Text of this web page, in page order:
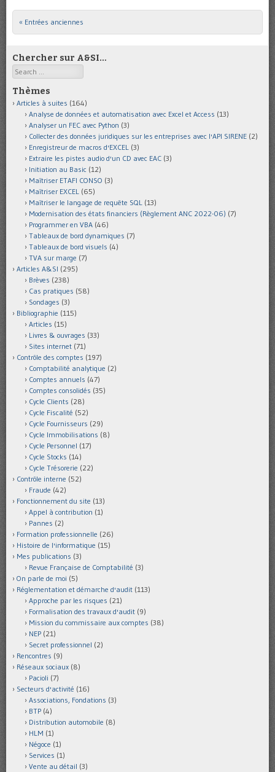
Post navigation
« Entrées anciennes
Chercher sur A&SI…
Search
Thèmes
Articles à suites (164)
Analyse de données et automatisation avec Excel et Access (13)
Analyser un FEC avec Python (3)
Collecter des données juridiques sur les entreprises avec l'API SIRENE (2)
Enregistreur de macros d'EXCEL (3)
Extraire les pistes audio d'un CD avec EAC (3)
Initiation au Basic (12)
Maîtriser ETAFI CONSO (3)
Maîtriser EXCEL (65)
Maîtriser le langage de requête SQL (13)
Modernisation des états financiers (Règlement ANC 2022-06) (7)
Programmer en VBA (46)
Tableaux de bord dynamiques (7)
Tableaux de bord visuels (4)
TVA sur marge (7)
Articles A&SI (295)
Brèves (238)
Cas pratiques (58)
Sondages (3)
Bibliographie (115)
Articles (15)
Livres & ouvrages (33)
Sites internet (71)
Contrôle des comptes (197)
Comptabilité analytique (2)
Comptes annuels (47)
Comptes consolidés (35)
Cycle Clients (28)
Cycle Fiscalité (52)
Cycle Fournisseurs (29)
Cycle Immobilisations (8)
Cycle Personnel (17)
Cycle Stocks (14)
Cycle Trésorerie (22)
Contrôle interne (52)
Fraude (42)
Fonctionnement du site (13)
Appel à contribution (1)
Pannes (2)
Formation professionnelle (26)
Histoire de l'informatique (15)
Mes publications (3)
Revue Française de Comptabilité (3)
On parle de moi (5)
Réglementation et démarche d'audit (113)
Approche par les risques (21)
Formalisation des travaux d'audit (9)
Mission du commissaire aux comptes (38)
NEP (21)
Secret professionnel (2)
Rencontres (9)
Réseaux sociaux (8)
Pacioli (7)
Secteurs d'activité (16)
Associations, Fondations (3)
BTP (4)
Distribution automobile (8)
HLM (1)
Négoce (1)
Services (1)
Vente au détail (3)